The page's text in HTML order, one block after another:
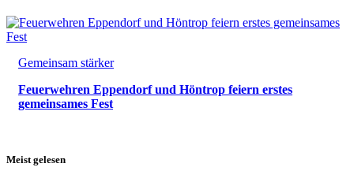
Gemeinsam stärker
Feuerwehren Eppendorf und Höntrop feiern erstes
gemeinsames Fest
Meist gelesen